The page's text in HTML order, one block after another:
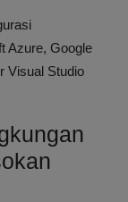
Azure, Google
Visual Studio